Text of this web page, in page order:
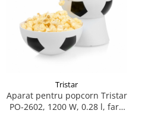
Tristar
Aparat pentru popcorn Tristar
PO-2602, 1200 W, 0.28 l, fara